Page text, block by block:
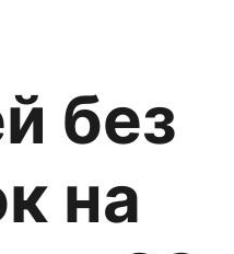
без
на